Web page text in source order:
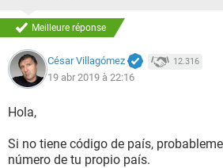
Meilleure réponse
César Villagómez 12.316
19 abr 2019 à 22:16
Hola,
Si no tiene código de país,
número de tu propio país.